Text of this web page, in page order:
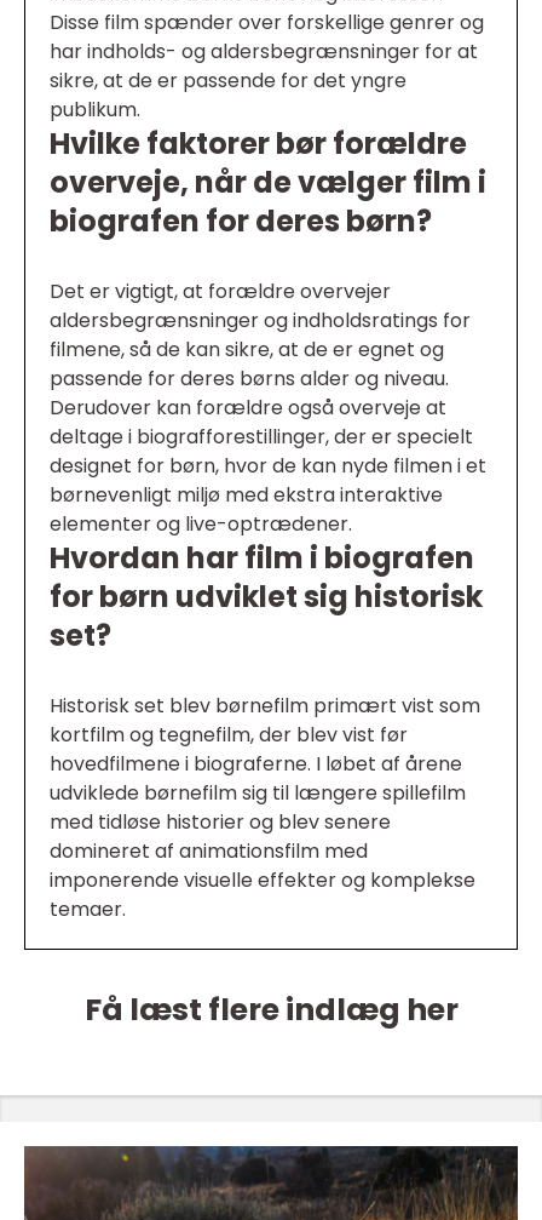
Disse film spænder over forskellige genrer og
har indholds- og aldersbegrænsninger for at
sikre, at de er passende for det yngre
publikum.
Hvilke faktorer bør forældre
overveje, når de vælger film i
biografen for deres børn?
Det er vigtigt, at forældre overvejer
aldersbegrænsninger og indholdsratings for
filmene, så de kan sikre, at de er egnet og
passende for deres børns alder og niveau.
Derudover kan forældre også overveje at
deltage i biografforestillinger, der er specielt
designet for børn, hvor de kan nyde filmen i et
børnevenligt miljø med ekstra interaktive
elementer og live-optrædener.
Hvordan har film i biografen
for børn udviklet sig historisk
set?
Historisk set blev børnefilm primært vist som
kortfilm og tegnefilm, der blev vist før
hovedfilmene i biograferne. I løbet af årene
udviklede børnefilm sig til længere spillefilm
med tidløse historier og blev senere
domineret af animationsfilm med
imponerende visuelle effekter og komplekse
temaer.
Få læst flere indlæg her